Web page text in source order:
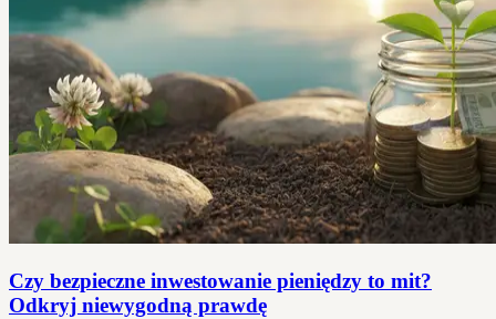
Czy bezpieczne inwestowanie pieniędzy to mit?
Odkryj niewygodną prawdę